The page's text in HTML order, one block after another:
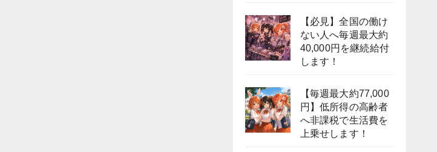
【必見】全国の働け
ない人へ毎週最大約
40,000円を継続給付
します！
【毎週最大約77,000
円】低所得の高齢者
へ非課税で生活費を
上乗せします！